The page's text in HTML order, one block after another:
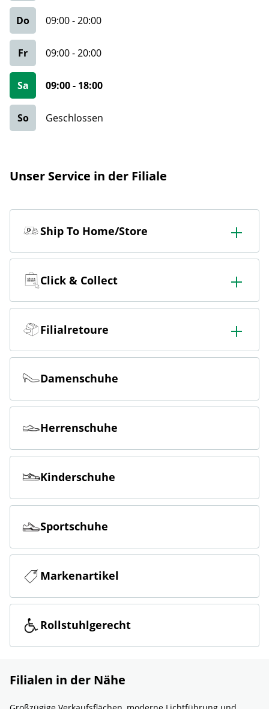
Do 09:00-20:00
Fr 09:00-20:00
Sa 09:00- 18:00
So Geschlossen
Unser Service in der Filiale
Ship To Home/Store
In der Filiale bestellen & in die Filiale oder nach Hause
liefern lassen.
Click & Collect
Online bestellen & kostenlos in der Filiale abholen.
Filialretoure
Online bestellen & kostenlos in der Filiale zurückgeben.
Damenschuhe
Herrenschuhe
Kinderschuhe
Sportschuhe
Markenartikel
Rollstuhlgerecht
Filialen in der Nähe